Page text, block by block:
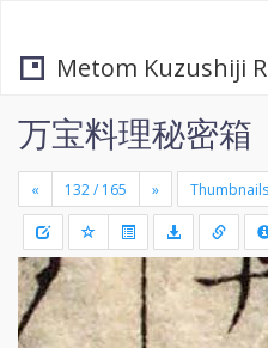
Metom Kuzushiji
万宝料理秘密箱
« » Thumbnails
+
-